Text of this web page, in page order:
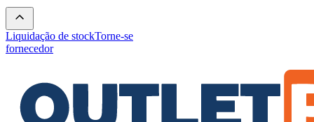
Liquidação de stockTorne-se
fornecedor